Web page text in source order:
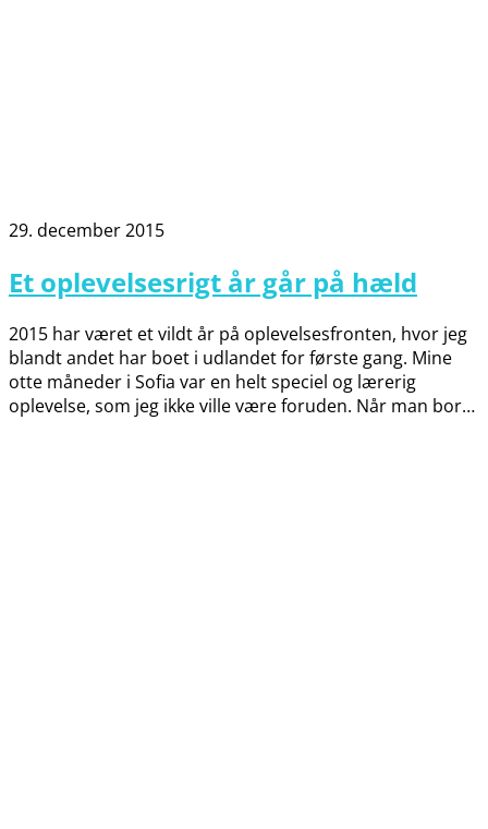
29. december 2015
Et oplevelsesrigt år går på hæld
2015 har været et vildt år på oplevelsesfronten, hvor jeg
blandt andet har boet i udlandet for første gang. Mine
otte måneder i Sofia var en helt speciel og lærerig
oplevelse, som jeg ikke ville være foruden. Når man bor…